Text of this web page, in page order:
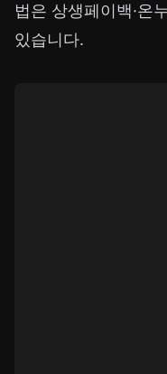
법은 상생페이백·온
있습니다.